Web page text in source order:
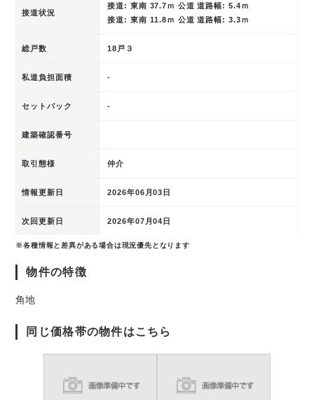
接道状況
接道: 東南 37.7ｍ 公道 道路幅: 5.4ｍ
接道: 東南 11.8ｍ 公道 道路幅: 3.3ｍ
総戸数 18戸３
私道負担面積 -
セットバック -
建築確認番号
取引態様 仲介
情報更新日 2026年06月03日
次回更新日 2026年07月04日
※各種情報と差異がある場合は現況優先となります
物件の特徴
角地
同じ価格帯の物件はこちら